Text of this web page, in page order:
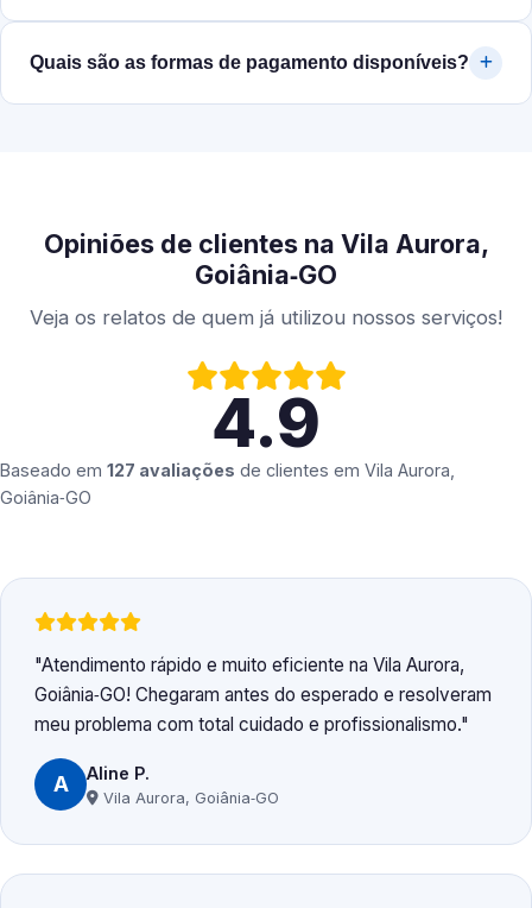
Quais são as formas de pagamento disponíveis?
Opiniões de clientes na Vila Aurora,
Goiânia‑GO
Veja os relatos de quem já utilizou nossos serviços!
4.9
Baseado em 127 avaliações de clientes em Vila Aurora,
Goiânia‑GO
Atendimento rápido e muito eficiente na Vila Aurora,
Goiânia‑GO! Chegaram antes do esperado e resolveram
meu problema com total cuidado e profissionalismo.
A Aline P.
Vila Aurora, Goiânia‑GO